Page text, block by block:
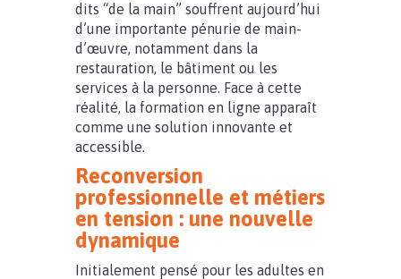
dits “de la main” souffrent aujourd’hui
d’une importante pénurie de main-
d’œuvre, notamment dans la
restauration, le bâtiment ou les
services à la personne. Face à cette
réalité, la formation en ligne apparaît
comme une solution innovante et
accessible.
Reconversion
professionnelle et métiers
en tension : une nouvelle
dynamique
Initialement pensé pour les adultes en